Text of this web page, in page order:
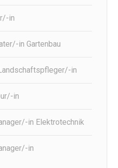
in
in Gartenbau
in
in
in Elektrotechnik
in